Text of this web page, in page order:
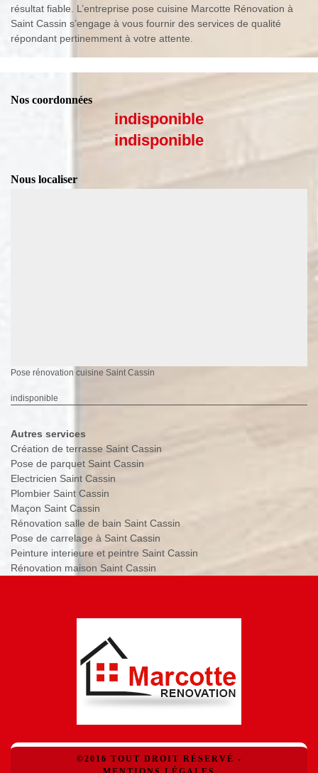
résultat fiable. L’entreprise pose cuisine Marcotte Rénovation à
Saint Cassin s’engage à vous fournir des services de qualité
répondant pertinemment à votre attente.
Nos coordonnées
indisponible
indisponible
Nous localiser
Pose rénovation cuisine Saint Cassin
indisponible
Autres services
Création de terrasse Saint Cassin
Pose de parquet Saint Cassin
Electricien Saint Cassin
Plombier Saint Cassin
Maçon Saint Cassin
Rénovation salle de bain Saint Cassin
Pose de carrelage à Saint Cassin
Peinture interieure et peintre Saint Cassin
Rénovation maison Saint Cassin
©2016 TOUT DROIT RÉSERVÉ -